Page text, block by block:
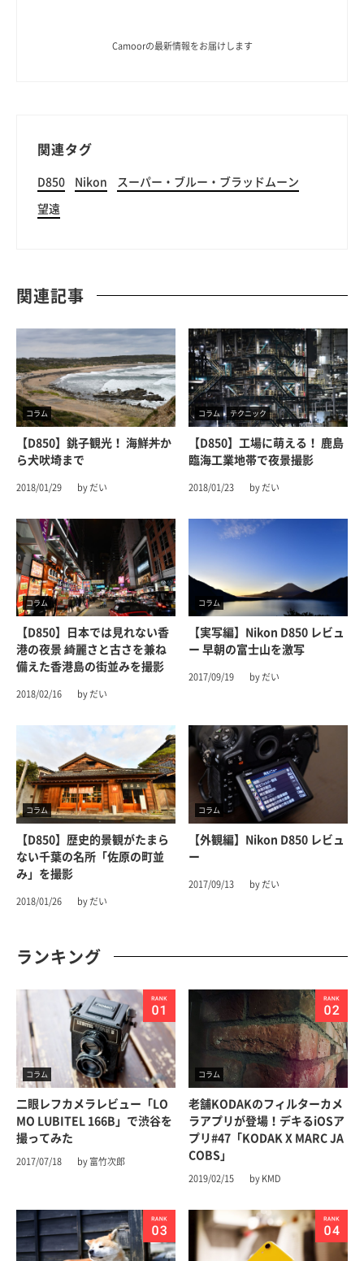
Camoorの最新情報をお届けします
関連タグ
D850 Nikon スーパー・ブルー・ブラッドムーン
望遠
関連記事
コラム
【D850】銚子観光！ 海鮮丼か
ら犬吠埼まで
2018/01/29 by だい
コラム テクニック
【D850】工場に萌える！ 鹿島
臨海工業地帯で夜景撮影
2018/01/23 by だい
コラム
【D850】日本では見れない香
港の夜景 綺麗さと古さを兼ね
備えた香港島の街並みを撮影
2018/02/16 by だい
コラム
【実写編】Nikon D850 レビュ
ー 早朝の富士山を激写
2017/09/19 by だい
コラム
【D850】歴史的景観がたまら
ない千葉の名所「佐原の町並
み」を撮影
2018/01/26 by だい
コラム
【外観編】Nikon D850 レビュ
ー
2017/09/13 by だい
ランキング
コラム
二眼レフカメラレビュー「LO
MO LUBITEL 166B」で渋谷を
撮ってみた
2017/07/18 by 富竹次郎
コラム
老舗KODAKのフィルターカメ
ラアプリが登場！デキるiOSア
プリ#47「KODAK X MARC JA
COBS」
2019/02/15 by KMD